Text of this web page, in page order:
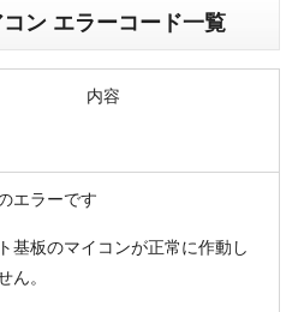
ン エラーコード一覧
内容
エラーです
基板のマイコンが正常に作動し
ん。